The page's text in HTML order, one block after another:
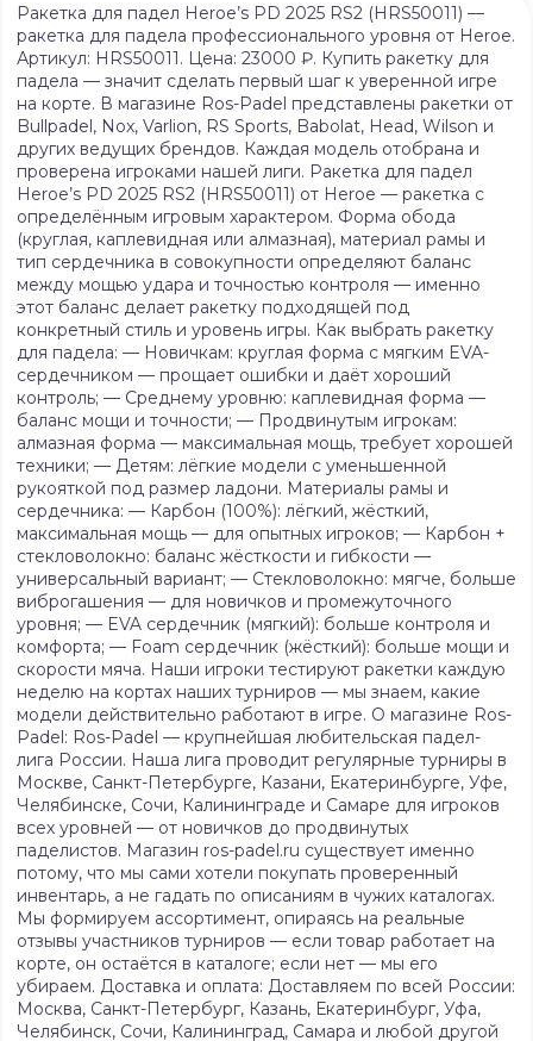
Ракетка для падел Heroe’s PD 2025 RS2 (HRS50011) —
ракетка для падела профессионального уровня от Heroe.
Артикул: HRS50011. Цена: 23000 ₽. Купить ракетку для
падела — значит сделать первый шаг к уверенной игре
на корте. В магазине Ros-Padel представлены ракетки от
Bullpadel, Nox, Varlion, RS Sports, Babolat, Head, Wilson и
других ведущих брендов. Каждая модель отобрана и
проверена игроками нашей лиги. Ракетка для падел
Heroe’s PD 2025 RS2 (HRS50011) от Heroe — ракетка с
определённым игровым характером. Форма обода
(круглая, каплевидная или алмазная), материал рамы и
тип сердечника в совокупности определяют баланс
между мощью удара и точностью контроля — именно
этот баланс делает ракетку подходящей под
конкретный стиль и уровень игры. Как выбрать ракетку
для падела: — Новичкам: круглая форма с мягким EVA-
сердечником — прощает ошибки и даёт хороший
контроль; — Среднему уровню: каплевидная форма —
баланс мощи и точности; — Продвинутым игрокам:
алмазная форма — максимальная мощь, требует хорошей
техники; — Детям: лёгкие модели с уменьшенной
рукояткой под размер ладони. Материалы рамы и
сердечника: — Карбон (100%): лёгкий, жёсткий,
максимальная мощь — для опытных игроков; — Карбон +
стекловолокно: баланс жёсткости и гибкости —
универсальный вариант; — Стекловолокно: мягче, больше
виброгашения — для новичков и промежуточного
уровня; — EVA сердечник (мягкий): больше контроля и
комфорта; — Foam сердечник (жёсткий): больше мощи и
скорости мяча. Наши игроки тестируют ракетки каждую
неделю на кортах наших турниров — мы знаем, какие
модели действительно работают в игре. О магазине Ros-
Padel: Ros-Padel — крупнейшая любительская падел-
лига России. Наша лига проводит регулярные турниры в
Москве, Санкт-Петербурге, Казани, Екатеринбурге, Уфе,
Челябинске, Сочи, Калининграде и Самаре для игроков
всех уровней — от новичков до продвинутых
паделистов. Магазин ros-padel.ru существует именно
потому, что мы сами хотели покупать проверенный
инвентарь, а не гадать по описаниям в чужих каталогах.
Мы формируем ассортимент, опираясь на реальные
отзывы участников турниров — если товар работает на
корте, он остаётся в каталоге; если нет — мы его
убираем. Доставка и оплата: Доставляем по всей России:
Москва, Санкт-Петербург, Казань, Екатеринбург, Уфа,
Челябинск, Сочи, Калининград, Самара и любой другой